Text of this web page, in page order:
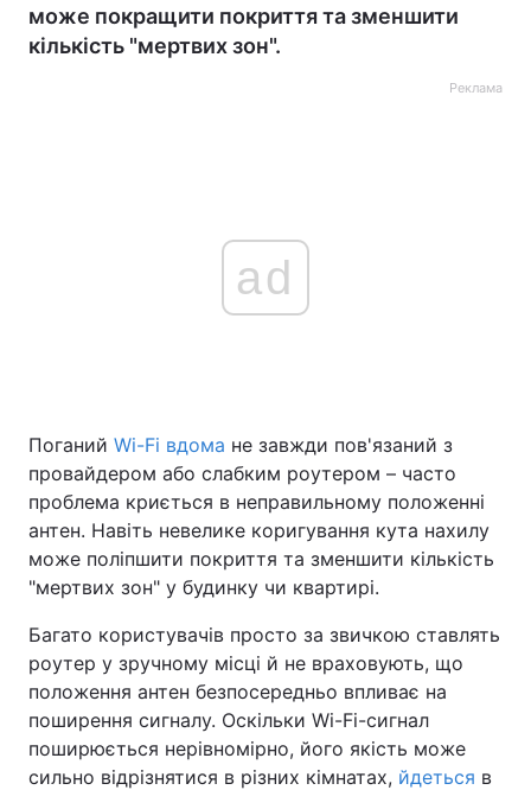
може покращити покриття та зменшити
кількість "мертвих зон".
Реклама
ad
Поганий Wi-Fi вдома не завжди пов'язаний з
провайдером або слабким роутером – часто
проблема криється в неправильному положенні
антен. Навіть невелике коригування кута нахилу
може поліпшити покриття та зменшити кількість
"мертвих зон" у будинку чи квартирі.
Багато користувачів просто за звичкою ставлять
роутер у зручному місці й не враховують, що
положення антен безпосередньо впливає на
поширення сигналу. Оскільки Wi-Fi-сигнал
поширюється нерівномірно, його якість може
сильно відрізнятися в різних кімнатах, йдеться в